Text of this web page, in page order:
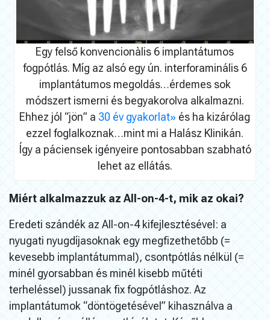
Egy felső konvencionàlis 6 implantátumos
fogpótlás. Míg az alsó egy ún. interforaminális 6
implantátumos megoldás…érdemes sok
módszert ismerni és begyakorolva alkalmazni.
Ehhez jól “jön” a 30 év gyakorlat» és ha kizárólag
ezzel foglalkoznak…mint mi a Halász Klinikán.
Így a páciensek igényeire pontosabban szabható
lehet az ellátás.
Miért alkalmazzuk az All-on-4-t, mik az okai?
Eredeti szándék az All-on-4 kifejlesztésével: a
nyugati nyugdíjasoknak egy megfizethetőbb (=
kevesebb implantátummal), csontpótlás nélkül (=
minél gyorsabban és minél kisebb műtéti
terheléssel) jussanak fix fogpótláshoz. Az
implantátumok “döntögetésével” kihasználva a